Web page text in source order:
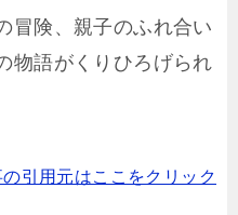
冒険、親子のふれ合い
物語がくりひろげられ
引用元はここをクリック